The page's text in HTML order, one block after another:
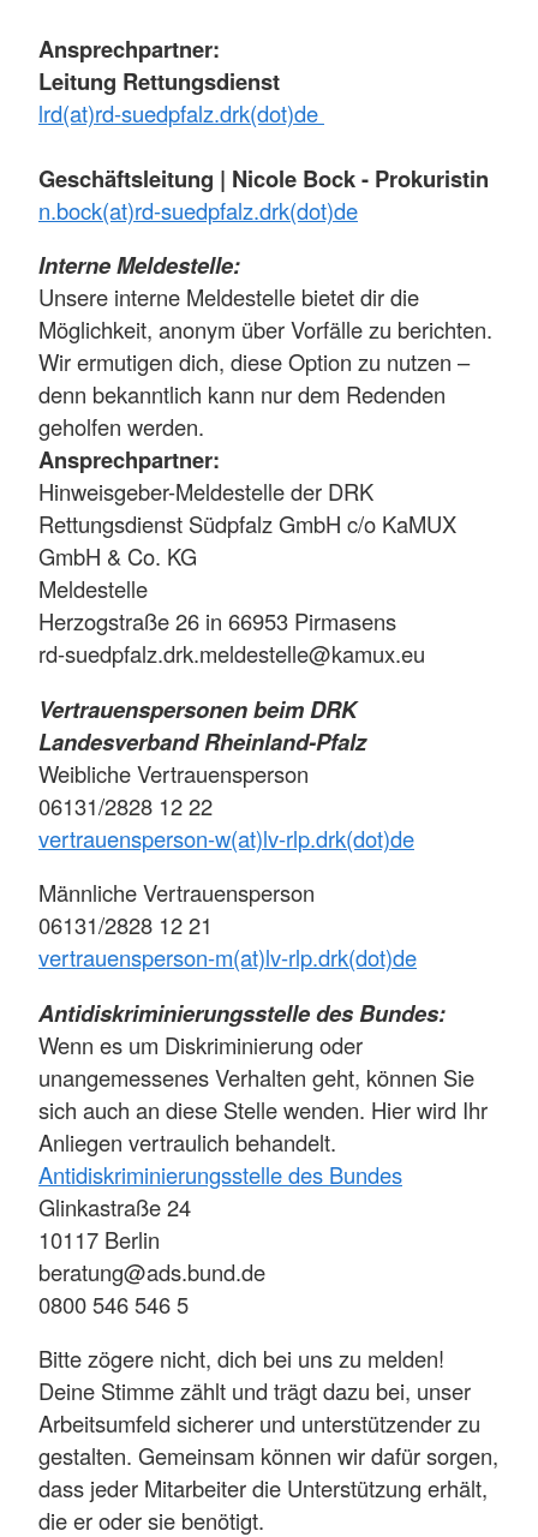
Ansprechpartner:
Leitung Rettungsdienst
lrd(at)rd-suedpfalz.drk(dot)de
Geschäftsleitung | Nicole Bock - Prokuristin
n.bock(at)rd-suedpfalz.drk(dot)de
Interne Meldestelle:
Unsere interne Meldestelle bietet dir die
Möglichkeit, anonym über Vorfälle zu berichten.
Wir ermutigen dich, diese Option zu nutzen –
denn bekanntlich kann nur dem Redenden
geholfen werden.
Ansprechpartner:
Hinweisgeber-Meldestelle der DRK
Rettungsdienst Südpfalz GmbH c/o KaMUX
GmbH & Co. KG
Meldestelle
Herzogstraße 26 in 66953 Pirmasens
rd-suedpfalz.drk.meldestelle@kamux.eu
Vertrauenspersonen beim DRK
Landesverband Rheinland-Pfalz
Weibliche Vertrauensperson
06131/2828 12 22
vertrauensperson-w(at)lv-rlp.drk(dot)de
Männliche Vertrauensperson
06131/2828 12 21
vertrauensperson-m(at)lv-rlp.drk(dot)de
Antidiskriminierungsstelle des Bundes:
Wenn es um Diskriminierung oder
unangemessenes Verhalten geht, können Sie
sich auch an diese Stelle wenden. Hier wird Ihr
Anliegen vertraulich behandelt.
Antidiskriminierungsstelle des Bundes
Glinkastraße 24
10117 Berlin
beratung@ads.bund.de
0800 546 546 5
Bitte zögere nicht, dich bei uns zu melden!
Deine Stimme zählt und trägt dazu bei, unser
Arbeitsumfeld sicherer und unterstützender zu
gestalten. Gemeinsam können wir dafür sorgen,
dass jeder Mitarbeiter die Unterstützung erhält,
die er oder sie benötigt.